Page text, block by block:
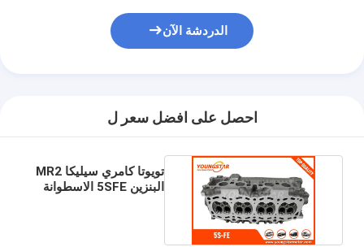
إصلاح رئيس اسطوانة
أسطوانة رأس حشية
مضخة قيادة السيارة
سيارة محرك جزء
الدردشة الآن
احصل على افضل سعر ل
تويوتا كامري سيليكا MR2
البنزين 5SFE الاسطوانة